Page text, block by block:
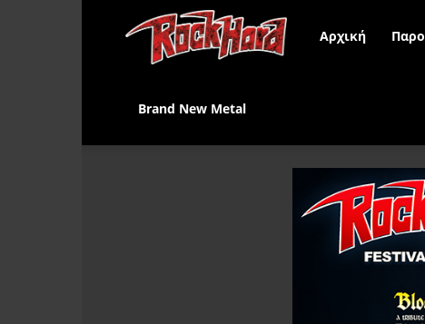
Rock
Αρχική
Brand New Metal